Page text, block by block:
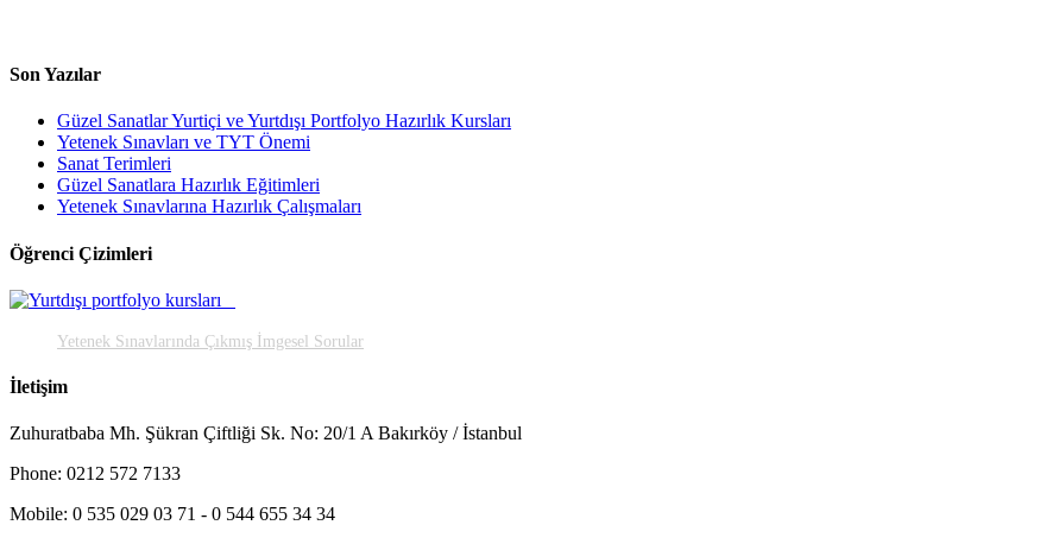
Son Yazılar
Güzel Sanatlar Yurtiçi ve Yurtdışı Portfolyo Hazırlık Kursları
Yetenek Sınavları ve TYT Önemi
Sanat Terimleri
Güzel Sanatlara Hazırlık Eğitimleri
Yetenek Sınavlarına Hazırlık Çalışmaları
Öğrenci Çizimleri
Yetenek Sınavlarında Çıkmış İmgesel Sorular
İletişim
Zuhuratbaba Mh. Şükran Çiftliği Sk. No: 20/1 A Bakırköy / İstanbul
Phone: 0212 572 7133
Mobile: 0 535 029 03 71 - 0 544 655 34 34